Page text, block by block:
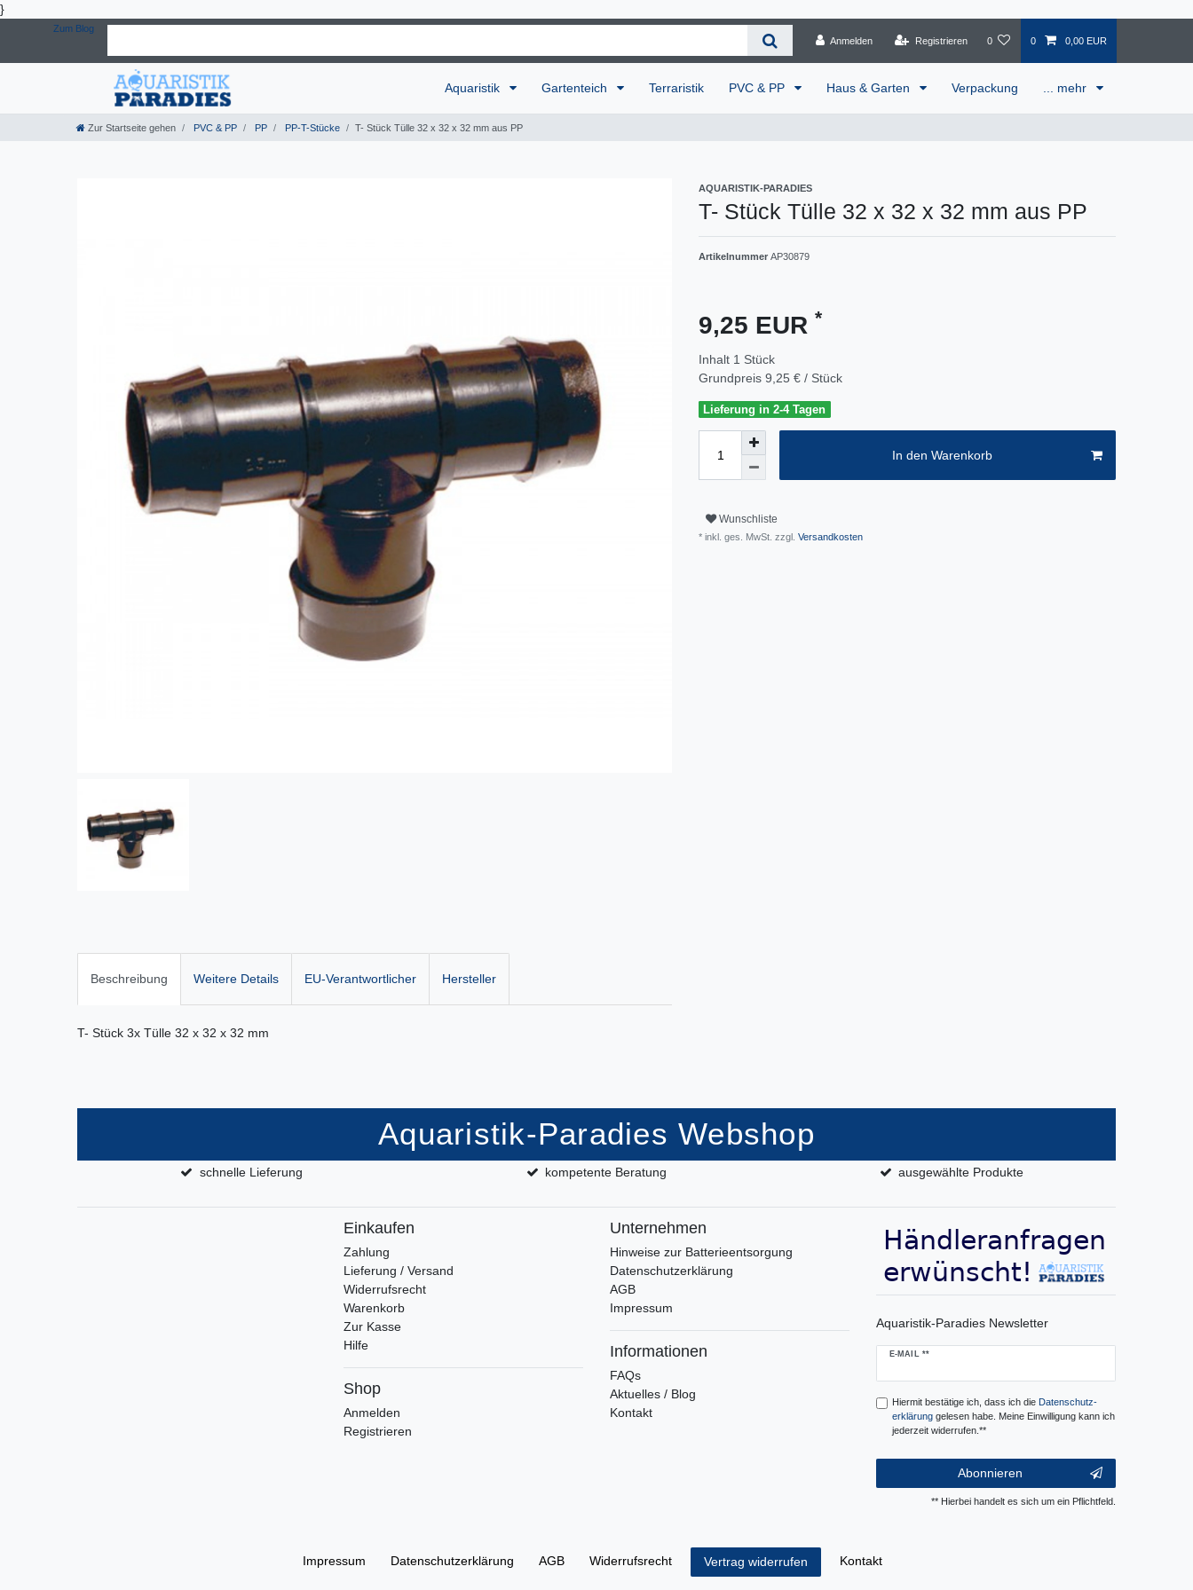
}
Zum Blog
Anmelden
Registrieren 0 0 0,00 EUR
Aquaristik Gartenteich Terraristik PVC & PP Haus & Garten Verpackung ... mehr
Zur Startseite gehen PVC & PP PP PP-T-Stücke T- Stück Tülle 32 x 32 x 32 mm aus PP
AQUARISTIK-PARADIES
T- Stück Tülle 32 x 32 x 32 mm aus PP
Artikelnummer AP30879
9,25 EUR *
Inhalt 1 Stück
Grundpreis 9,25 € / Stück
Lieferung in 2-4 Tagen
In den Warenkorb
Wunschliste
* inkl. ges. MwSt. zzgl. Versandkosten
Beschreibung Weitere Details EU-Verantwortlicher Hersteller
T- Stück 3x Tülle 32 x 32 x 32 mm
Aquaristik-Paradies Webshop
schnelle Lieferung kompetente Beratung ausgewählte Produkte
Einkaufen
Zahlung
Lieferung / Versand
Widerrufsrecht
Warenkorb
Zur Kasse
Hilfe
Shop
Anmelden
Registrieren
Unternehmen
Hinweise zur Batterieentsorgung
Datenschutzerklärung
AGB
Impressum
Informationen
FAQs
Aktuelles / Blog
Kontakt
Aquaristik-Paradies Newsletter
E-MAIL **
Newsletter
Hiermit bestätige ich, dass ich die Daten­schutz­
erklärunggelesen habe. Meine Einwilligung kann ich
jederzeit widerrufen.**
Abonnieren
** Hierbei handelt es sich um ein Pflichtfeld.
Impressum Daten­schutz­erklärung AGB Widerrufs­recht Vertrag widerrufen Kontakt